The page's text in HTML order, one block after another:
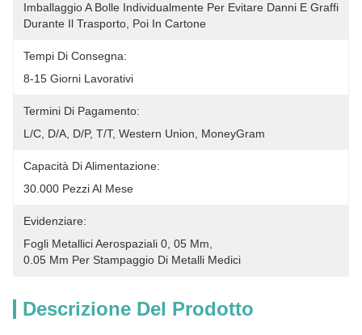
Imballaggio A Bolle Individualmente Per Evitare Danni E Graffi
Durante Il Trasporto, Poi In Cartone
Tempi Di Consegna:
8-15 Giorni Lavorativi
Termini Di Pagamento:
L/C, D/A, D/P, T/T, Western Union, MoneyGram
Capacità Di Alimentazione:
30.000 Pezzi Al Mese
Evidenziare:
Fogli Metallici Aerospaziali 0 05 Mm
0.05 Mm Per Stampaggio Di Metalli Medici
Descrizione Del Prodotto